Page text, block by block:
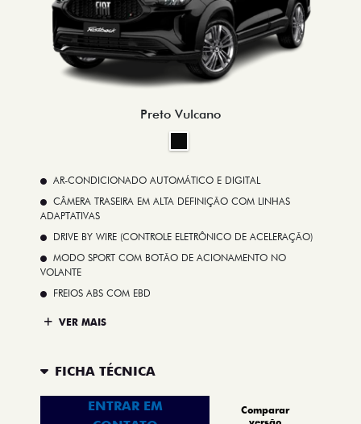
Preto Vulcano
AR-CONDICIONADO AUTOMÁTICO E DIGITAL
CÂMERA TRASEIRA EM ALTA DEFINIÇÃO COM LINHAS
ADAPTATIVAS
DRIVE BY WIRE (CONTROLE ELETRÔNICO DE ACELERAÇÃO)
MODO SPORT COM BOTÃO DE ACIONAMENTO NO
VOLANTE
FREIOS ABS COM EBD
VER MAIS
FICHA TÉCNICA
ENTRAR EM
Comparar